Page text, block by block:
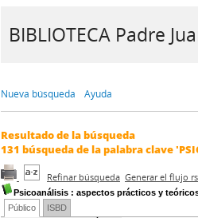
BIBLIOTECA Padre
Nueva búsqueda Ayuda
Resultado de la búsqueda
131 búsqueda de la palabra clave
Refinar búsqueda Generar el flujo
Psicoanálisis : aspectos prácticos y
Público
ISBD